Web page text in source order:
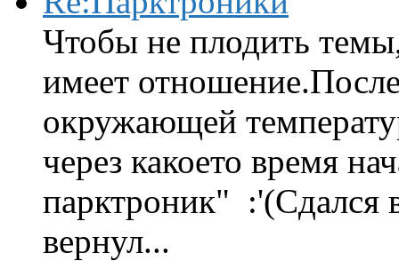
Чтобы не плодить
имеет
окружающей
через какоето время
парктроник" :'(Сдался
вернул...